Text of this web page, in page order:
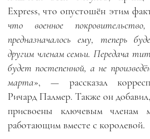
Express, что опустошён этим
что военное
предназначалось ему, теперь
другим членам семьи. Передача
будет постепенной, а не
марта», — рассказал
Ричард Палмер. Также он
присвоены ключевым членам
работающим вместе с королевой.